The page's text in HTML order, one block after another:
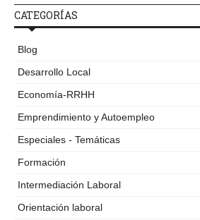
CATEGORÍAS
Blog
Desarrollo Local
Economía-RRHH
Emprendimiento y Autoempleo
Especiales - Temáticas
Formación
Intermediación Laboral
Orientación laboral